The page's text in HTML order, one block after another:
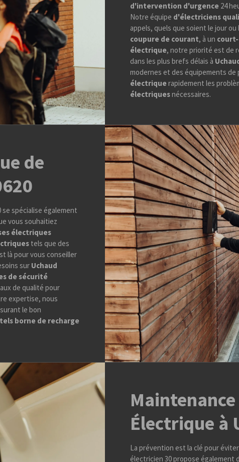
d'intervention d'urgence24
Notre équipe d'électriciens
appels, quels que soient le jour
coupure de courant, à un
électrique, notre priorité est de
dans les plus brefs délais à
modernes et des équipements
électriquerapidement les
électriquesnécessaires.
de
spécialise également
vous souhaitiez
électriques
tels que des
là pour vous conseiller
sur Uchaud
de sécurité
de qualité pour
expertise, nous
le bon
borne de recharge
Électrique à
La prévention est la clé pour
électricien 30 propose également